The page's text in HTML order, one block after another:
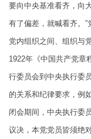
要向中央基准看齐，向
有了偏差，就喊看齐。
党内组织之间、组织与
1922年《中国共产党章
行委员会到中央执行委
的关系和纪律要求，例
闭会期间，中央执行委
议决，本党党员皆须绝